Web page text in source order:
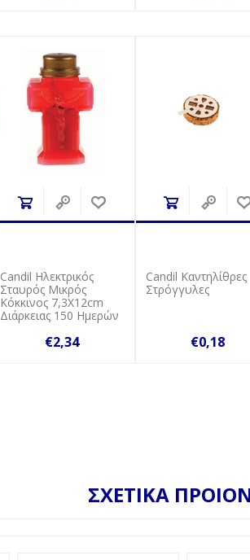
Candil Ηλεκτρικός
Σταυρός Μικρός
Κόκκινος 7,3Χ12cm
Διάρκειας 150 Ημερών
€2,34
Candil Καντηλίθρες
Στρόγγυλες
€0,18
ΣΧΕΤΙΚΑ